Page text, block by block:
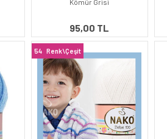
Kömür Grisi
95,00 TL
54 Renk\Çeşit